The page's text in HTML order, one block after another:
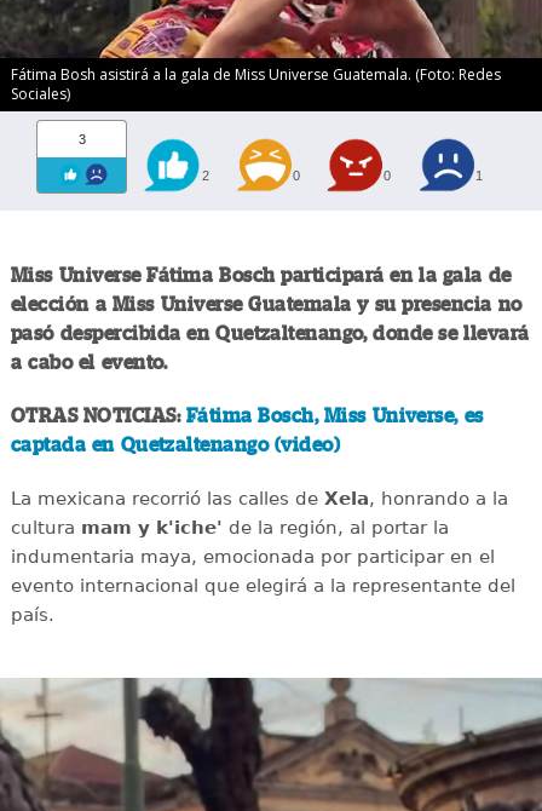
Fátima Bosh asistirá a la gala de Miss Universe Guatemala. (Foto: Redes
Sociales)
3
2 0 0 1
Miss Universe Fátima Bosch participará en la gala de
elección a Miss Universe Guatemala y su presencia no
pasó despercibida en Quetzaltenango, donde se llevará
a cabo el evento.
OTRAS NOTICIAS: Fátima Bosch, Miss Universe, es
captada en Quetzaltenango (video)
La mexicana recorrió las calles deXela, honrando a la
cultura mam y k'iche' de la región, al portar la
indumentaria maya, emocionada por participar en el
evento internacional que elegirá a la representante del
país.